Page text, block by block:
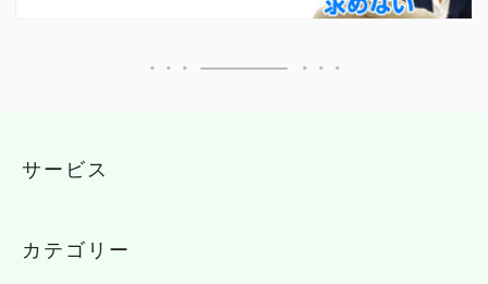
サービス
カテゴリー